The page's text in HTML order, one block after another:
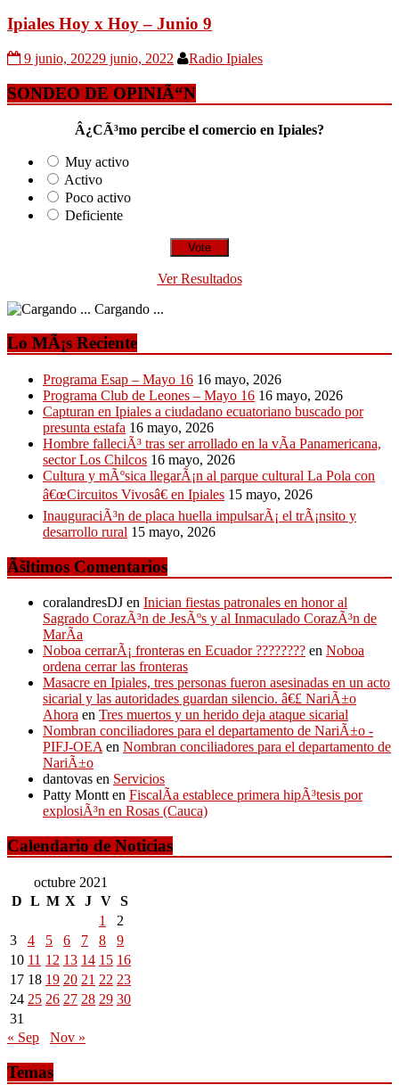
Ipiales Hoy x Hoy – Junio 9
9 junio, 20229 junio, 2022 Radio Ipiales
SONDEO DE OPINIÃ“N
Â¿CÃ³mo percibe el comercio en Ipiales?
Muy activo
Activo
Poco activo
Deficiente
Ver Resultados
Cargando ...
Lo MÃ¡s Reciente
Programa Esap – Mayo 16 16 mayo, 2026
Programa Club de Leones – Mayo 16 16 mayo, 2026
Capturan en Ipiales a ciudadano ecuatoriano buscado por
presunta estafa 16 mayo, 2026
Hombre falleciÃ³ tras ser arrollado en la vÃ­a Panamericana,
sector Los Chilcos 16 mayo, 2026
Cultura y mÃºsica llegarÃ¡n al parque cultural La Pola con
â€œCircuitos Vivosâ€ en Ipiales 15 mayo, 2026
InauguraciÃ³n de placa huella impulsarÃ¡ el trÃ¡nsito y
desarrollo rural 15 mayo, 2026
Ãšltimos Comentarios
coralandresDJ en Inician fiestas patronales en honor al
Sagrado CorazÃ³n de JesÃºs y al Inmaculado CorazÃ³n de
MarÃ­a
Noboa cerrarÃ¡ fronteras en Ecuador ???????? en Noboa
ordena cerrar las fronteras
Masacre en Ipiales, tres personas fueron asesinadas en un acto
sicarial y las autoridades guardan silencio. â€£ NariÃ±o
Ahora en Tres muertos y un herido deja ataque sicarial
Nombran conciliadores para el departamento de NariÃ±o -
PIFJ-OEAen Nombran conciliadores para el departamento de
NariÃ±o
dantovas en Servicios
Patty Montten FiscalÃ­a establece primera hipÃ³tesis por
explosiÃ³n en Rosas (Cauca)
Calendario de Noticias
octubre 2021
D L M X J V S
1
2
3
4 5 6 7 8
9
10 11 12 13 14 15 16
17 18 19 20 21 22 23
24 25 26 27 28 29 30
31
« Sep
Nov »
Temas